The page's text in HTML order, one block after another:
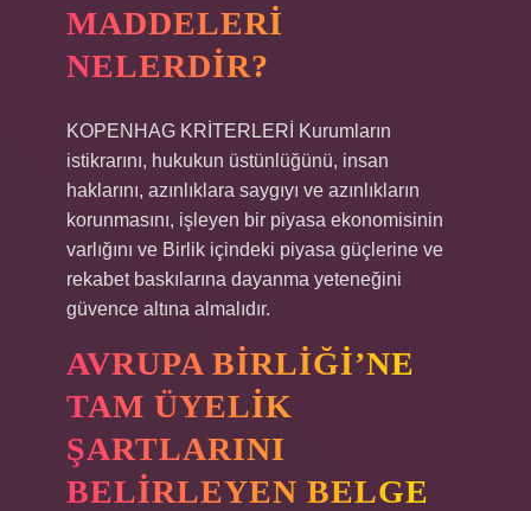
MADDELERI
NELERDIR?
KOPENHAG KRİTERLERİ Kurumların
istikrarını, hukukun üstünlüğünü, insan
haklarını, azınlıklara saygıyı ve azınlıkların
korunmasını, işleyen bir piyasa ekonomisinin
varlığını ve Birlik içindeki piyasa güçlerine ve
rekabet baskılarına dayanma yeteneğini
güvence altına almalıdır.
AVRUPA BIRLIĞI’NE
TAM ÜYELIK
ŞARTLARINI
BELIRLEYEN BELGE